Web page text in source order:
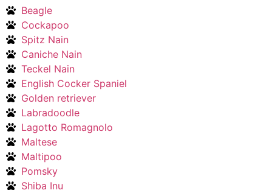
Beagle
Cockapoo
Spitz Nain
Caniche Nain
Teckel Nain
English Cocker Spaniel
Golden retriever
Labradoodle
Lagotto Romagnolo
Maltese
Maltipoo
Pomsky
Shiba Inu